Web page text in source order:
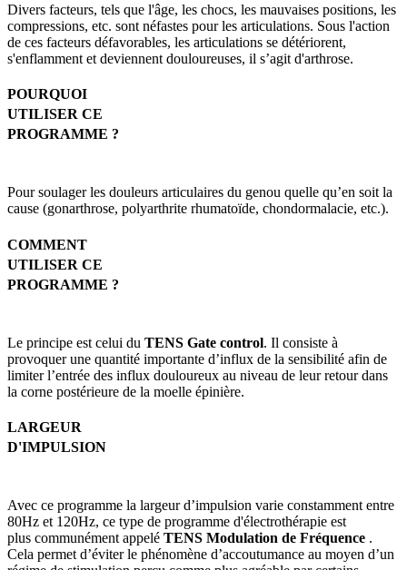
Divers facteurs, tels que l'âge, les chocs, les mauvaises positions, les
compressions, etc. sont néfastes pour les articulations. Sous l'action
de ces facteurs défavorables, les articulations se détériorent,
s'enflamment et deviennent douloureuses, il s’agit d'arthrose.
POURQUOI
UTILISER CE
PROGRAMME ?
Pour soulager les douleurs articulaires du genou quelle qu’en soit la
cause (gonarthrose, polyarthrite rhumatoïde, chondormalacie, etc.).
COMMENT
UTILISER CE
PROGRAMME ?
Le principe est celui du TENS Gate control. Il consiste à
provoquer une quantité importante d’influx de la sensibilité afin de
limiter l’entrée des influx douloureux au niveau de leur retour dans
la corne postérieure de la moelle épinière.
LARGEUR
D'IMPULSION
Avec ce programme la largeur d’impulsion varie constamment entre
80Hz et 120Hz, ce type de programme d'électrothérapie est
plus communément appelé TENS Modulation de Fréquence .
Cela permet d’éviter le phénomène d’accoutumance au moyen d’un